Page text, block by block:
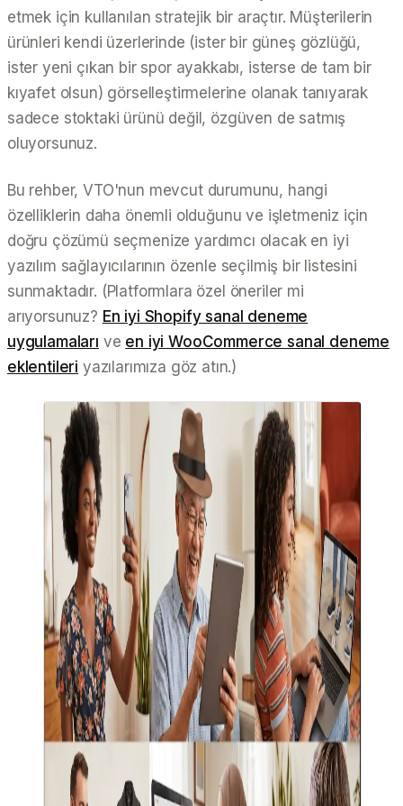
etmek için kullanılan stratejik bir araçtır. Müşterilerin
ürünleri kendi üzerlerinde (ister bir güneş gözlüğü,
ister yeni çıkan bir spor ayakkabı, isterse de tam bir
kıyafet olsun) görselleştirmelerine olanak tanıyarak
sadece stoktaki ürünü değil, özgüven de satmış
oluyorsunuz.
Bu rehber, VTO'nun mevcut durumunu, hangi
özelliklerin daha önemli olduğunu ve işletmeniz için
doğru çözümü seçmenize yardımcı olacak en iyi
yazılım sağlayıcılarının özenle seçilmiş bir listesini
sunmaktadır. (Platformlara özel öneriler mi
arıyorsunuz? En iyi Shopify sanal deneme
uygulamaları ve en iyi WooCommerce sanal deneme
eklentileri yazılarımıza göz atın.)